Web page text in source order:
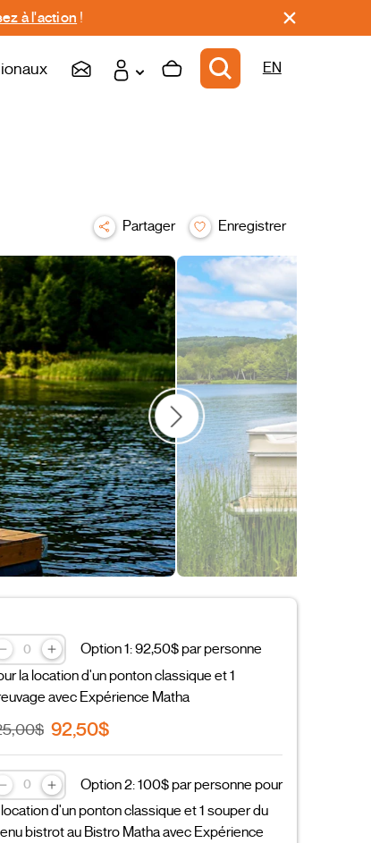
à l'action !
EN
Partager Enregistrer
Option 1: 92,50$ par personne
la location d'un ponton classique et 1
avec Expérience Matha
92,50$
Option 2: 100$ par personne pour
location d'un ponton classique et 1 souper du
bistrot au Bistro Matha avec Expérience